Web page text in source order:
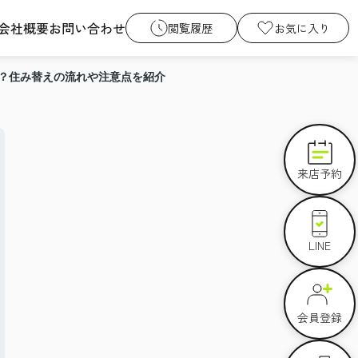
社概要お問い合わせ 閲覧履歴 お気に入り
住み替えの流れや注意点を紹介
来店予約
LINE
会員登録